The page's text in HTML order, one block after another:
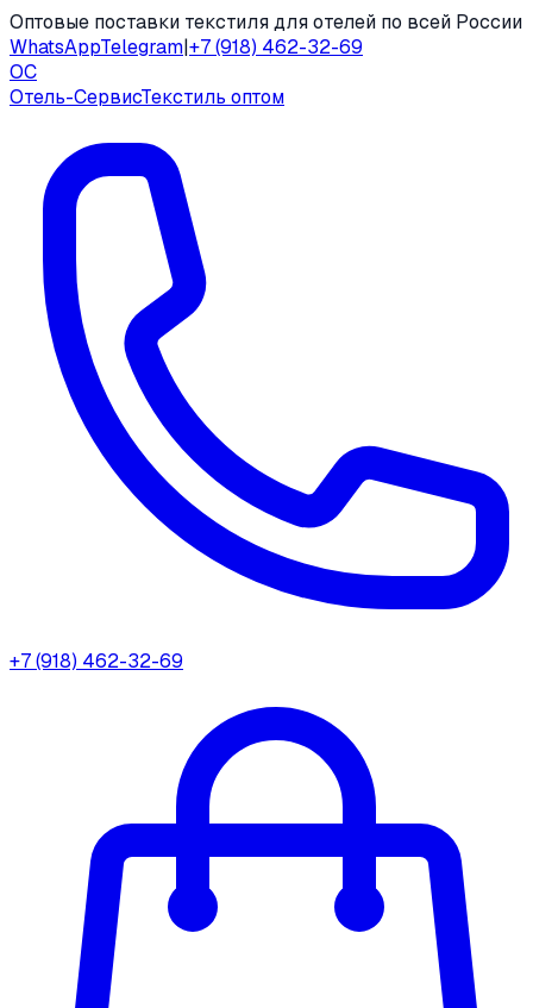
Оптовые поставки текстиля для отелей по всей России
WhatsAppTelegram|+7 (918) 462-32-69
ОС
Отель-СервисТекстиль оптом
+7 (918) 462-32-69